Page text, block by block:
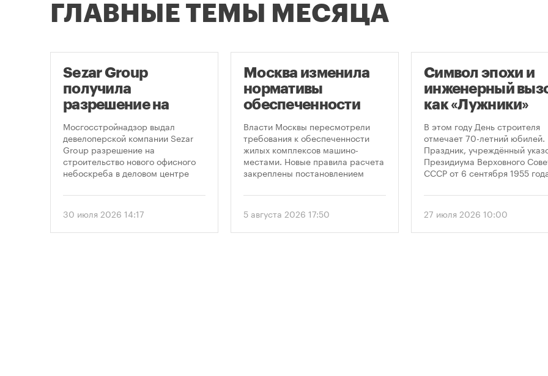
ГЛАВНЫЕ ТЕМЫ МЕСЯЦА
Sezar Group
получила
разрешение на
строительство
небоскреба в
«Москва-Сити»
Мосгосстройнадзор выдал
девелоперской компании Sezar
Group разрешение на
строительство нового офисного
небоскреба в деловом центре
предусматривает возведение 52-
метров.
30 июля 2026 14:17
Москва изменила
нормативы
обеспеченности
новостроек
парковками
Власти Москвы пересмотрели
требования к обеспеченности
жилых комплексов машино-
местами. Новые правила расчета
закреплены постановлением
от 5 августа 2026 года. Документ
подход к определению
необходимого количества
5 августа 2026 17:50
Символ эпохи и
инженерный
как «Лужники»
стали символом
Дня строителя
В этом году День строителя
отмечает 70-летний юбилей.
Праздник, учреждённый
Президиума Верховного
СССР от 6 сентября 1955
1956 года. И главным
стало открытие Большой
спортивной арены
27 июля 2026 10:00